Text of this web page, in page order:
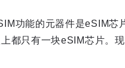
功能的元器件是eSIM芯
都只有一块eSIM芯片。